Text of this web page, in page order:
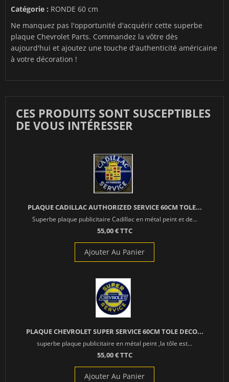
Catégorie : RONDE 60 cm
Ne manquez pas l'opportunité d'acquérir cette superbe
plaque Chevrolet Parts. Commandez la vôtre dès
aujourd'hui et ajoutez une touche d'authenticité américaine
à votre décoration !
CES PRODUITS SONT SUSCEPTIBLES
DE VOUS INTÉRESSER
PLAQUE CADILLAC AUTHORIZED SERVICE 60CM TOLE...
Superbe plaque publicitaire Cadillac en métal peint et de...
55,00 € TTC
Ajouter Au Panier
PLAQUE CHEVROLET SUPER SERVICE 60CM TOLE DECO...
superbe plaque publicitaire en métal peint ,la tôle est...
55,00 € TTC
Ajouter Au Panier